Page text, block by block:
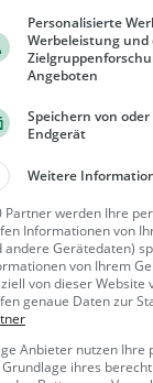
Personalisierte
Werbeleistung
Angeboten
Speichern von
Endgerät
Weitere
Partner werden Ihre
Informationen von
andere Gerätedaten)
von Ihrem
von dieser Website
genaue Daten zur
Anbieter nutzen
ihres